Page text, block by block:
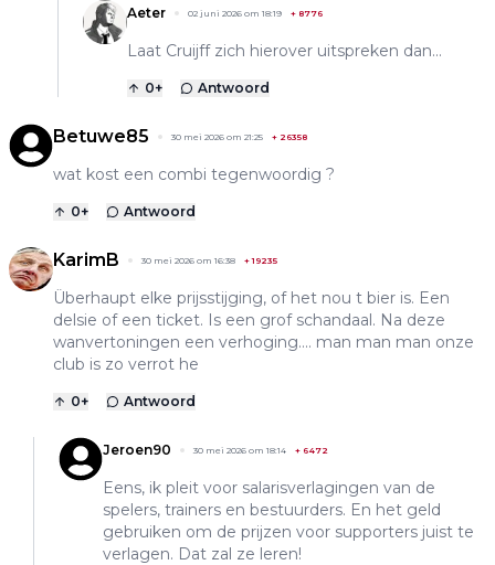
Aeter 02 juni 2026 om 18:19 + 8776
Laat Cruijff zich hierover uitspreken dan...
0+ Antwoord
Betuwe85 30 mei 2026 om 21:25 + 26358
wat kost een combi tegenwoordig ?
0+ Antwoord
KarimB 30 mei 2026 om 16:38 +19235
Überhaupt elke prijsstijging, of het nou t bier is. Een
delsie of een ticket. Is een grof schandaal. Na deze
wanvertoningen een verhoging.... man man man onze
club is zo verrot he
0+ Antwoord
Jeroen90 30 mei 2026 om 18:14 + 6472
Eens, ik pleit voor salarisverlagingen van de
spelers, trainers en bestuurders. En het geld
gebruiken om de prijzen voor supporters juist te
verlagen. Dat zal ze leren!